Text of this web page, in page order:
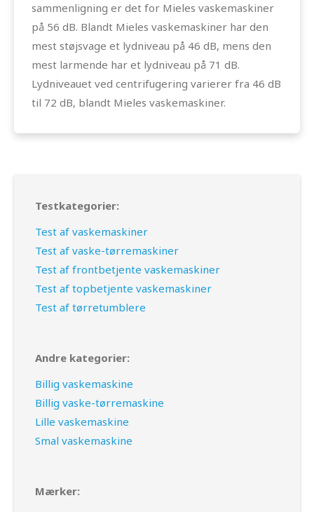
sammenligning er det for Mieles vaskemaskiner
på 56 dB. Blandt Mieles vaskemaskiner har den
mest støjsvage et lydniveau på 46 dB, mens den
mest larmende har et lydniveau på 71 dB.
Lydniveauet ved centrifugering varierer fra 46 dB
til 72 dB, blandt Mieles vaskemaskiner.
Testkategorier:
Test af vaskemaskiner
Test af vaske-tørremaskiner
Test af frontbetjente vaskemaskiner
Test af topbetjente vaskemaskiner
Test af tørretumblere
Andre kategorier:
Billig vaskemaskine
Billig vaske-tørremaskine
Lille vaskemaskine
Smal vaskemaskine
Mærker: